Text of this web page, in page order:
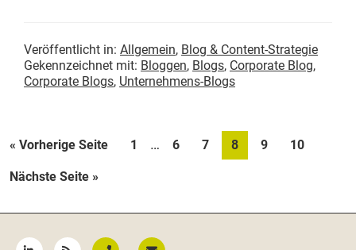
Veröffentlicht in: Allgemein, Blog & Content-Strategie
Gekennzeichnet mit: Bloggen, Blogs, Corporate Blog,
Corporate Blogs, Unternehmens-Blogs
« Vorherige Seiteaufrufen
Seite
1
Weggelassene
Zwischenseiten
… Seite
6 Seite
7 Seite
8 Seite
9 Seite
10
Nächste Seite aufrufen
»